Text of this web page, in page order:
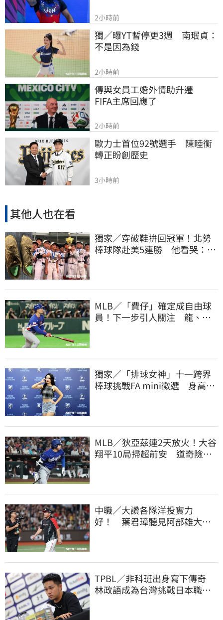
2小時前
獨／曝YT暫停更3週　南珉貞：
不是因為錢
2小時前
傳與女員工婚外情助升遷
FIFA主席回應了
2小時前
歐力士首位92號選手　陳睦衡
轉正盼創歷史
3小時前
其他人也在看
獨家／穿破鞋拚回冠軍！北勢
棒球隊赴美5連勝 他看哭：台
MLB／「費仔」確定成自由球
員！下一步引人關注 龍、獅
獨家／「排球女神」十一跨界
棒球挑戰FA mini徵選 身高
MLB／狄亞茲連2天放火！大谷
翔平10局掃超前安 道奇險逃9
中職／大讚各隊洋投實力
好！ 葉君璋聽見阿部雄大被
TPBL／非科班出身寫下傳奇
林政語成為台灣挑戰日本職籃